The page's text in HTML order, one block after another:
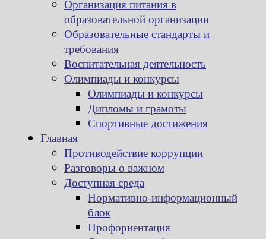
Организация питания в
образовательной организации
Образовательные стандарты и
требования
Воспитательная деятельность
Олимпиады и конкурсы
Олимпиады и конкурсы
Дипломы и грамоты
Спортивные достижения
Главная
Противодействие коррупции
Разговоры о важном
Доступная среда
Нормативно-информационный
блок
Профориентация